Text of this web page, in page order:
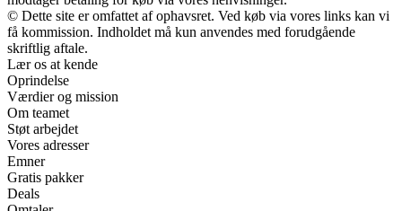
© Dette site er omfattet af ophavsret. Ved køb via vores links kan vi
få kommission. Indholdet må kun anvendes med forudgående
skriftlig aftale.
Lær os at kende
Oprindelse
Værdier og mission
Om teamet
Støt arbejdet
Vores adresser
Emner
Gratis pakker
Deals